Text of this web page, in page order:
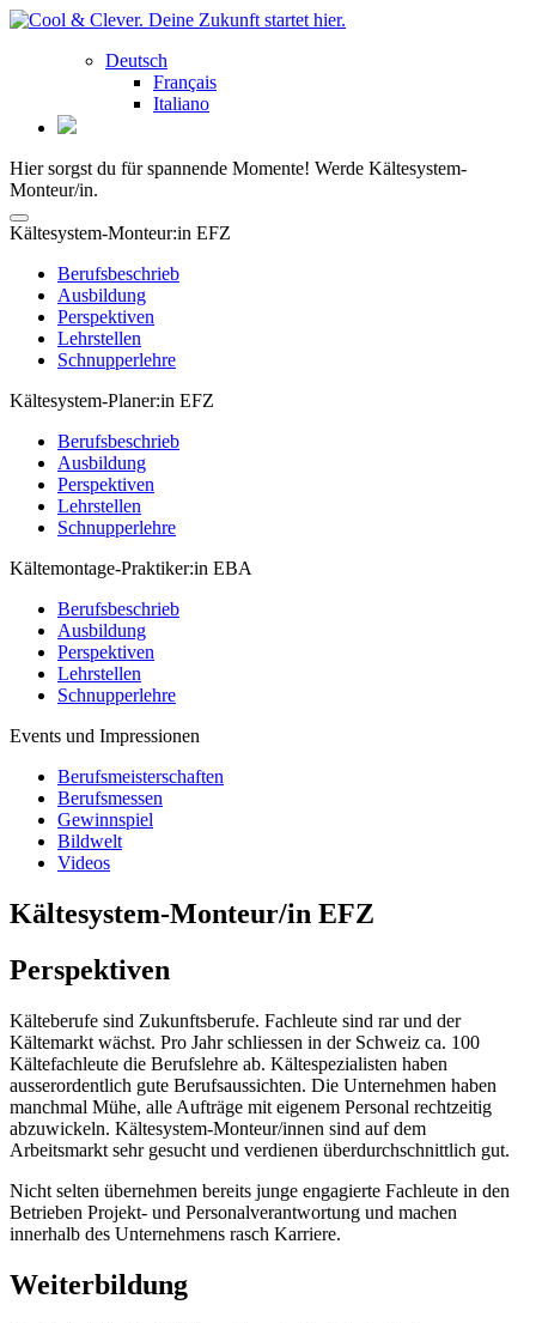
Deutsch
Français
Italiano
Hier sorgst du für spannende Momente! Werde Kältesystem-
Monteur/in.
Kältesystem-Monteur:in EFZ
Berufsbeschrieb
Ausbildung
Perspektiven
Lehrstellen
Schnupperlehre
Kältesystem-Planer:in EFZ
Berufsbeschrieb
Ausbildung
Perspektiven
Lehrstellen
Schnupperlehre
Kältemontage-Praktiker:in EBA
Berufsbeschrieb
Ausbildung
Perspektiven
Lehrstellen
Schnupperlehre
Events und Impressionen
Berufsmeisterschaften
Berufsmessen
Gewinnspiel
Bildwelt
Videos
Kältesystem-Monteur/in EFZ
Perspektiven
Kälteberufe sind Zukunftsberufe. Fachleute sind rar und der
Kältemarkt wächst. Pro Jahr schliessen in der Schweiz ca. 100
Kältefachleute die Berufslehre ab. Kältespezialisten haben
ausserordentlich gute Berufsaussichten. Die Unternehmen haben
manchmal Mühe, alle Aufträge mit eigenem Personal rechtzeitig
abzuwickeln. Kältesystem-Monteur/innen sind auf dem
Arbeitsmarkt sehr gesucht und verdienen überdurchschnittlich gut.
Nicht selten übernehmen bereits junge engagierte Fachleute in den
Betrieben Projekt- und Personalverantwortung und machen
innerhalb des Unternehmens rasch Karriere.
Weiterbildung